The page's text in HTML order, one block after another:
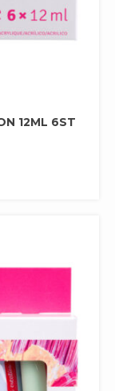
12ML 6ST